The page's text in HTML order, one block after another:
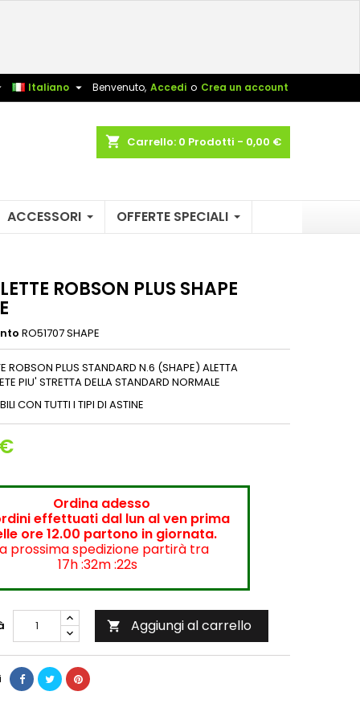
Benvenuto, Accedi o Crea un account
Italiano 
shopping_cart Carrello: 0 Prodotti - 0,00 €
ACCESSORI OFFERTE SPECIALI
ROBSON PLUS SHAPE
RO51707 SHAPE
ROBSON PLUS STANDARD N.6 (SHAPE) ALETTA
PIU' STRETTA DELLA STANDARD NORMALE
CON TUTTI I TIPI DI ASTINE
Ordina adesso
effettuati dal lun al ven prima
ore 12.00 partono in giornata.
prossima spedizione partirà tra
17h :32m :21s
 Aggiungi al carrello